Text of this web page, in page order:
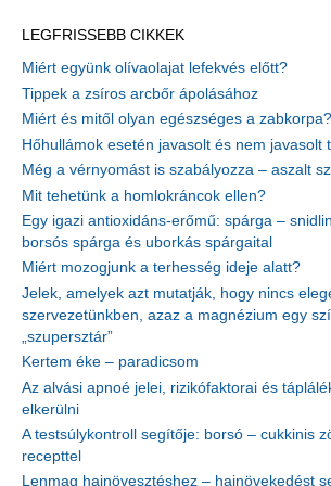
LEGFRISSEBB CIKKEK
Miért együnk olívaolajat lefekvés előtt?
Tippek a zsíros arcbőr ápolásához
Miért és mitől olyan egészséges a zabkorpa?
Hőhullámok esetén javasolt és nem javasolt
Még a vérnyomást is szabályozza – aszalt
Mit tehetünk a homlokráncok ellen?
Egy igazi antioxidáns-erőmű: spárga –
borsós spárga és uborkás spárgaital
Miért mozogjunk a terhesség ideje alatt?
Jelek, amelyek azt mutatják, hogy nincs
szervezetünkben, azaz a magnézium egy
„szupersztár”
Kertem éke – paradicsom
Az alvási apnoé jelei, rizikófaktorai és
elkerülni
A testsúlykontroll segítője: borsó – cukkinis
recepttel
Lenmag hajnövesztéshez – hajnövekedést